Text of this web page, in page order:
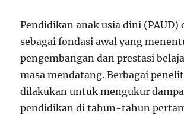
Pendidikan anak usia dini (PAUD)
sebagai fondasi awal yang
pengembangan dan prestasi
masa mendatang. Berbagai
dilakukan untuk mengukur
pendidikan di tahun-tahun